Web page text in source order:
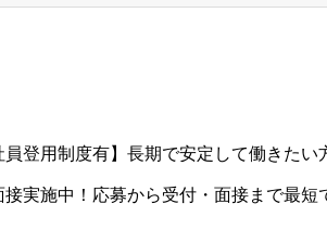
員登用制度有】長期で安定して働きた
実施中！応募から受付・面接まで最短